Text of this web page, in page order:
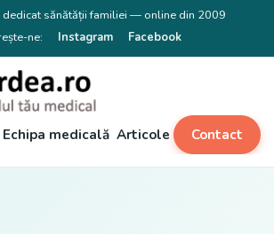
sănătății familiei — online din 2009
ne:
Instagram Facebook
Echipa medicală Articole Contact